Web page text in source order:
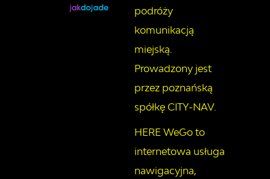
podróży
komunikacją
miejską.
Prowadzony jest
przez poznańską
spółkę CITY-NAV.
HERE WeGo to
internetowa usługa
nawigacyjna,